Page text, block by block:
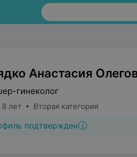
Анастасия
гинеколог
лет • Вторая категория
подтвержден